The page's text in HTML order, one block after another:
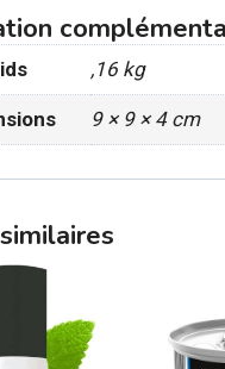
,16 kg
9 × 9 × 4 cm